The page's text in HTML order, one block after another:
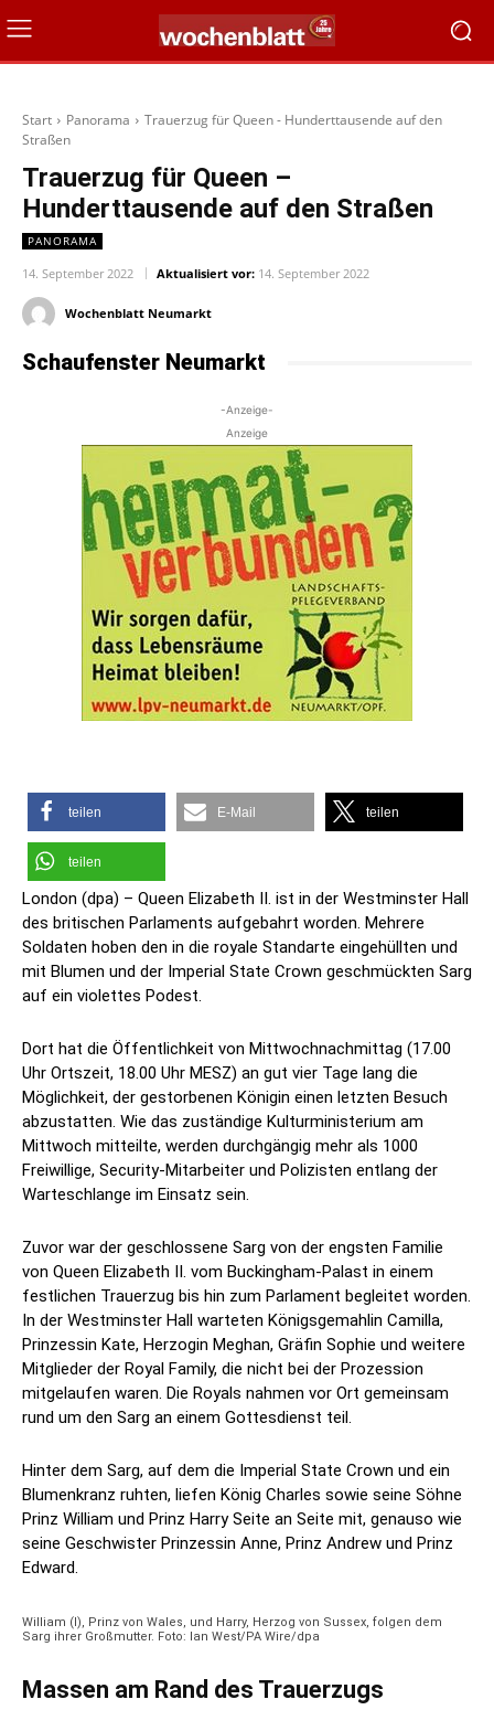
Start Panorama
Trauerzug für Queen - Hunderttausende auf den
Straßen
Trauerzug für Queen –
Hunderttausende auf den Straßen
PANORAMA
14. September 2022 Aktualisiert vor: 14. September 2022
Wochenblatt Neumarkt
Schaufenster Neumarkt
-Anzeige-
Anzeige
teilen E-Mail teilen
teilen
London (dpa) – Queen Elizabeth II. ist in der Westminster Hall
des britischen Parlaments aufgebahrt worden. Mehrere
Soldaten hoben den in die royale Standarte eingehüllten und
mit Blumen und der Imperial State Crown geschmückten Sarg
auf ein violettes Podest.
Dort hat die Öffentlichkeit von Mittwochnachmittag (17.00
Uhr Ortszeit, 18.00 Uhr MESZ) an gut vier Tage lang die
Möglichkeit, der gestorbenen Königin einen letzten Besuch
abzustatten. Wie das zuständige Kulturministerium am
Mittwoch mitteilte, werden durchgängig mehr als 1000
Freiwillige, Security-Mitarbeiter und Polizisten entlang der
Warteschlange im Einsatz sein.
Zuvor war der geschlossene Sarg von der engsten Familie
von Queen Elizabeth II. vom Buckingham-Palast in einem
festlichen Trauerzug bis hin zum Parlament begleitet worden.
In der Westminster Hall warteten Königsgemahlin Camilla,
Prinzessin Kate, Herzogin Meghan, Gräfin Sophie und weitere
Mitglieder der Royal Family, die nicht bei der Prozession
mitgelaufen waren. Die Royals nahmen vor Ort gemeinsam
rund um den Sarg an einem Gottesdienst teil.
Hinter dem Sarg, auf dem die Imperial State Crown und ein
Blumenkranz ruhten, liefen König Charles sowie seine Söhne
Prinz William und Prinz Harry Seite an Seite mit, genauso wie
seine Geschwister Prinzessin Anne, Prinz Andrew und Prinz
Edward.
William (l), Prinz von Wales, und Harry, Herzog von Sussex, folgen dem
Sarg ihrer Großmutter. Foto: Ian West/PA Wire/dpa
Massen am Rand des Trauerzugs